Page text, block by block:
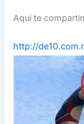
Aqui te
http://